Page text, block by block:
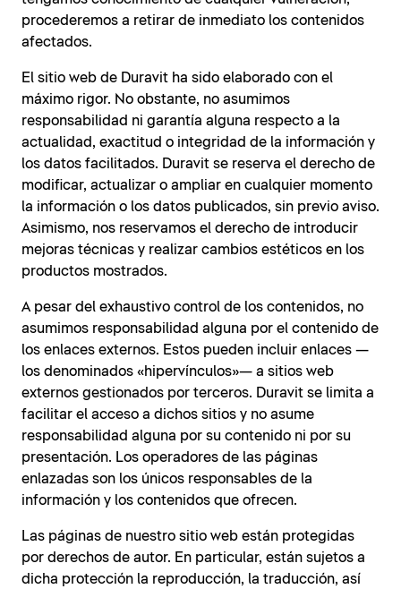
procederemos a retirar de inmediato los contenidos
afectados.
El sitio web de Duravit ha sido elaborado con el
máximo rigor. No obstante, no asumimos
responsabilidad ni garantía alguna respecto a la
actualidad, exactitud o integridad de la información y
los datos facilitados. Duravit se reserva el derecho de
modificar, actualizar o ampliar en cualquier momento
la información o los datos publicados, sin previo aviso.
Asimismo, nos reservamos el derecho de introducir
mejoras técnicas y realizar cambios estéticos en los
productos mostrados.
A pesar del exhaustivo control de los contenidos, no
asumimos responsabilidad alguna por el contenido de
los enlaces externos. Estos pueden incluir enlaces —
los denominados «hipervínculos»— a sitios web
externos gestionados por terceros. Duravit se limita a
facilitar el acceso a dichos sitios y no asume
responsabilidad alguna por su contenido ni por su
presentación. Los operadores de las páginas
enlazadas son los únicos responsables de la
información y los contenidos que ofrecen.
Las páginas de nuestro sitio web están protegidas
por derechos de autor. En particular, están sujetos a
dicha protección la reproducción, la traducción, así